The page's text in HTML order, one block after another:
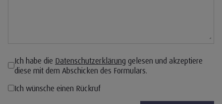
Ich habe die Datenschutzerklärung gelesen und akzeptiere
diese mit dem Abschicken des Formulars.
Ich wünsche einen Rückruf